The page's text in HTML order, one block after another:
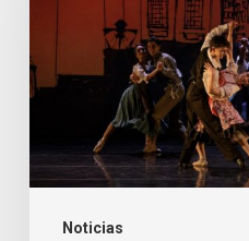
Noticias
los
90
Alfredo
Zitarrosa